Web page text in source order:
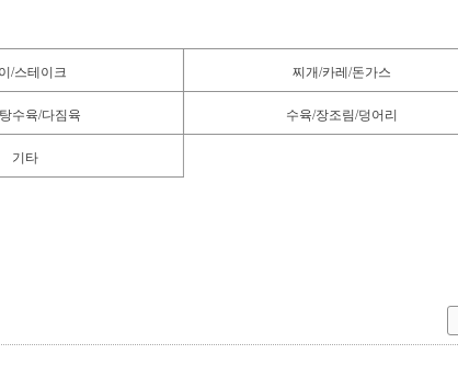
/스테이크 찌개/카레/돈가스
수육/다짐육 수육/장조림/덩어리
기타